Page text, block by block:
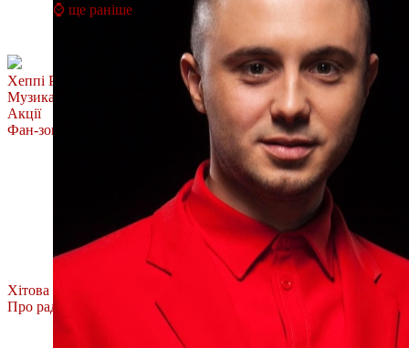
⌚ ще раніше
Хеппі Ранок
Музика
Акції
Фан-зона
Олена Тополя
MÉLOVIN
ROXOLANA
Тоня Матвієнко
Фан-зона Хіт FM.
Всі випуски
Хітова Дюжина
Про радіо
Міста і частоти